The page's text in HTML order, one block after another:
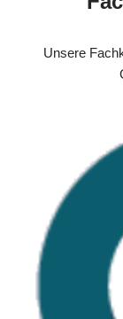
Unsere